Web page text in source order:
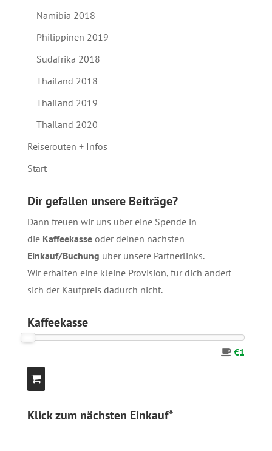
Namibia 2018
Philippinen 2019
Südafrika 2018
Thailand 2018
Thailand 2019
Thailand 2020
Reiserouten + Infos
Start
Dir gefallen unsere Beiträge?
Dann freuen wir uns über eine Spende in
die Kaffeekasseoder deinen nächsten
Einkauf/Buchung über unsere Partnerlinks.
Wir erhalten eine kleine Provision, für dich ändert
sich der Kaufpreis dadurch nicht.
Kaffeekasse
€1
Klick zum nächsten Einkauf*